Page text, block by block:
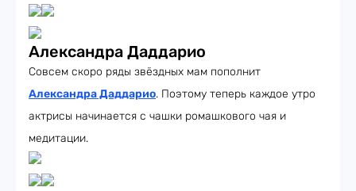
Александра Даддарио
Совсем скоро ряды звёздных мам пополнит
Александра Даддарио. Поэтому теперь каждое утро
актрисы начинается с чашки ромашкового чая и
медитации.